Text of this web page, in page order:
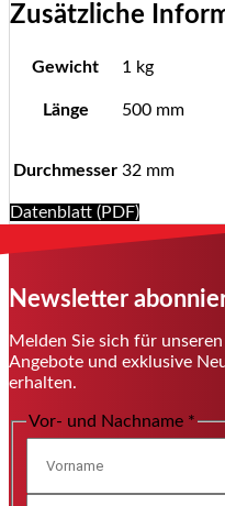
Zusätzliche
Gewicht 1 kg
Länge 500 mm
Durchmesser 32 mm
Datenblatt (PDF)
Newsletter
Melden Sie sich für
Angebote und exklusive
erhalten.
Vor- und Nachname *